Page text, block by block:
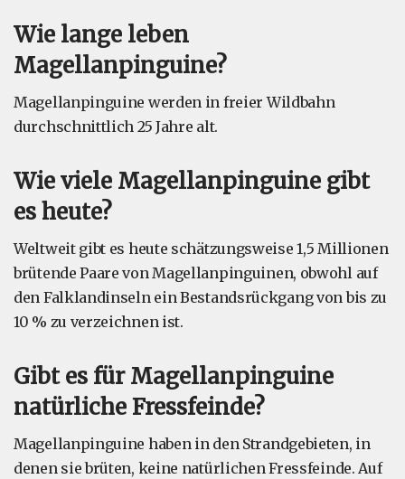
Wie lange leben
Magellanpinguine?
Magellanpinguine werden in freier Wildbahn
durchschnittlich 25 Jahre alt.
Wie viele Magellanpinguine gibt
es heute?
Weltweit gibt es heute schätzungsweise 1,5 Millionen
brütende Paare von Magellanpinguinen, obwohl auf
den Falklandinseln ein Bestandsrückgang von bis zu
10 % zu verzeichnen ist.
Gibt es für Magellanpinguine
natürliche Fressfeinde?
Magellanpinguine haben in den Strandgebieten, in
denen sie brüten, keine natürlichen Fressfeinde. Auf